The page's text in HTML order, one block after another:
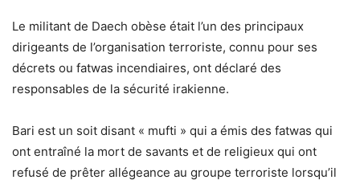
Le militant de Daech obèse était l’un des principaux
dirigeants de l’organisation terroriste, connu pour ses
décrets ou fatwas incendiaires, ont déclaré des
responsables de la sécurité irakienne.
Bari est un soit disant « mufti » qui a émis des fatwas qui
ont entraîné la mort de savants et de religieux qui ont
refusé de prêter allégeance au groupe terroriste lorsqu’il